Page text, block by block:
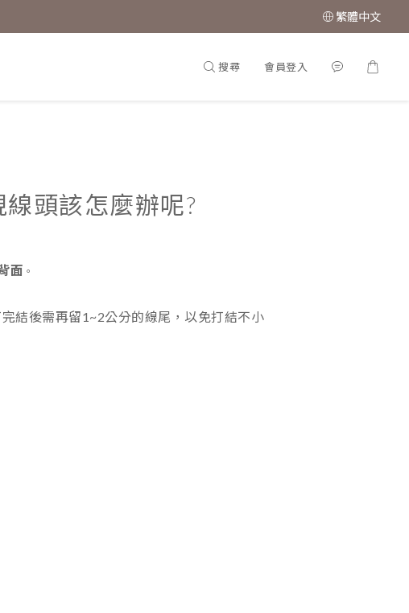
繁體中文
搜尋 會員登入
頭該怎麼辦呢?
面 。
結後需再留1~2公分的線尾，以免打結不小